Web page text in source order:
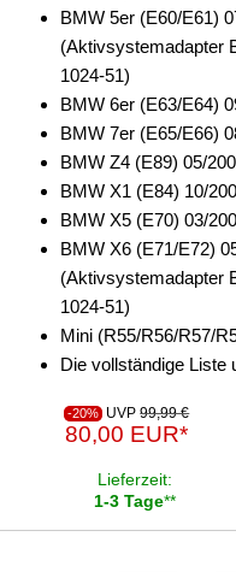
BMW 5er (E60/E61)
(Aktivsystemadapter
1024-51)
BMW 6er (E63/E64)
BMW 7er (E65/E66)
BMW Z4 (E89) 05/
BMW X1 (E84) 10/
BMW X5 (E70) 03/
BMW X6 (E71/E72)
(Aktivsystemadapter
1024-51)
Mini (R55/R56/R57/
Die vollständige Liste
-20% UVP 99,99 €
80,00 EUR*
Lieferzeit:
1-3 Tage**